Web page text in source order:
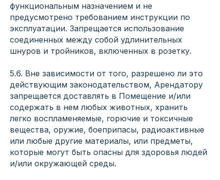
функциональным назначением и не
предусмотрено требованием инструкции по
эксплуатации. Запрещается использование
соединенных между собой удлинительных
шнуров и тройников, включенных в розетку.
5.6. Вне зависимости от того, разрешено ли это
действующим законодательством, Арендатору
запрещается доставлять в Помещение и/или
содержать в нем любых животных, хранить
легко воспламеняемые, горючие и токсичные
вещества, оружие, боеприпасы, радиоактивные
или любые другие материалы, или предметы,
которые могут быть опасны для здоровья людей
и/или окружающей среды.